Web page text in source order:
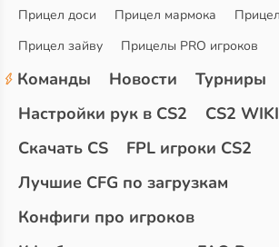
Прицел доси
Прицел мармока
Прицел зайву
Прицелы PRO игроков
Команды Новости
Турниры
Настройки рук в CS2
CS2 WIKI
Скачать CS
FPL игроки CS2
Лучшие CFG по загрузкам
Конфиги про игроков